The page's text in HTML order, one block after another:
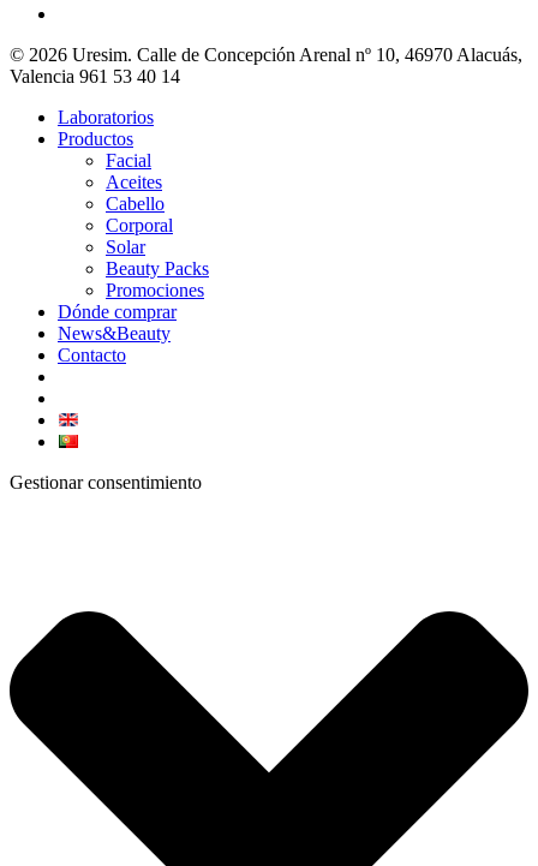
© 2026 Uresim. Calle de Concepción Arenal nº 10, 46970 Alacuás,
Valencia 961 53 40 14
Laboratorios
Productos
Facial
Aceites
Cabello
Corporal
Solar
Beauty Packs
Promociones
Dónde comprar
News&Beauty
Contacto
Gestionar consentimiento